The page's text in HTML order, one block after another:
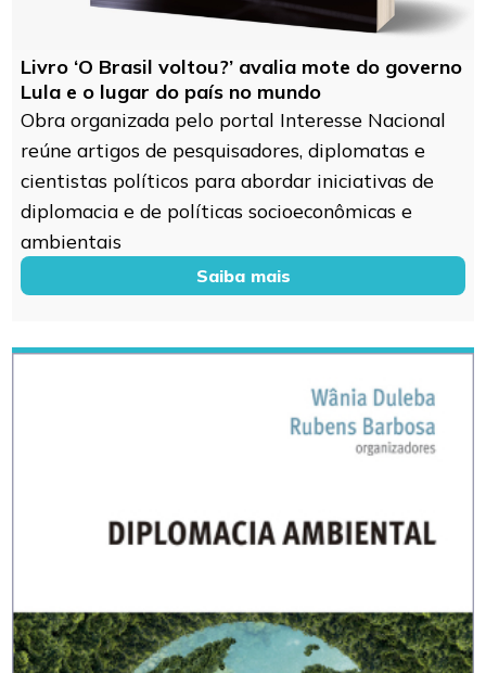
Livro ‘O Brasil voltou?’ avalia mote do governo
Lula e o lugar do país no mundo
Obra organizada pelo portal Interesse Nacional
reúne artigos de pesquisadores, diplomatas e
cientistas políticos para abordar iniciativas de
diplomacia e de políticas socioeconômicas e
ambientais
Saiba mais